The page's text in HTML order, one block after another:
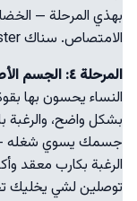
بهذي المرحلة —
الامتصاص. سناك Antioxidant Booster كذلك خيار يستحق.
المرحلة ٤: الجسم الأصفر (اليوم ١٧–٢٨)
النساء يحسون بها
بشكل واضح، والرغبة
جسمك يسوي شغله —
الرغبة بكارب معقد
توصلين لشي يخليك